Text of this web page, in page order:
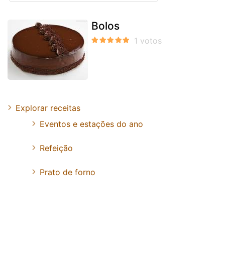
Bolos
Explorar receitas
Eventos e estações do ano
Refeição
Prato de forno